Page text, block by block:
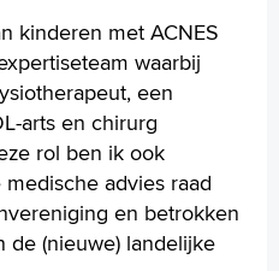
kinderen met ACNES
waarbij
een
arts en chirurg
rol ben ik ook
advies raad
en betrokken
de (nieuwe) landelijke